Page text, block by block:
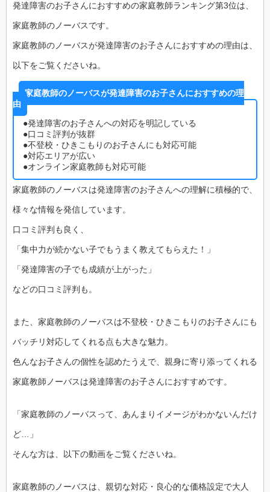
発達障害のお子さんにおすすめの家庭教師ランキング第3位は、
家庭教師のノーバスです。
家庭教師のノーバスが発達障害のお子さんにおすすめの理由は、
以下をご覧くださいね。
家庭教師のノーバスが発達障害のお子さんにおすすめの理
由
●発達障害のお子さんへの対応を明記している
●口コミ評判が抜群
●不登校・ひきこもりのお子さんにも対応可能
●対応エリアが広い
●オンライン家庭教師も対応可能
家庭教師のノーバスは発達障害のお子さんへの理解に積極的で、
様々な情報を発信しています。
口コミ評判も良く、
「集中力が続かない子でもうまく教えてもらえた！」
「発達障害の子でも成績が上がった」
などの口コミ評判も。
また、家庭教師のノーバスは不登校・ひきこもりのお子さんにも
バッチリ対応してくれる点も大きな魅力。
色んなお子さんの個性を認めたうえで、親身に寄り添ってくれる
家庭教師ノーバスは発達障害のお子さんにおすすめです。
「家庭教師のノーバスって、あんまりイメージがわかないんだけ
ど…」
そんな方は、以下の動画をご覧くださいね。
家庭教師のノーバスは、親切な対応・良心的な価格設定で大人